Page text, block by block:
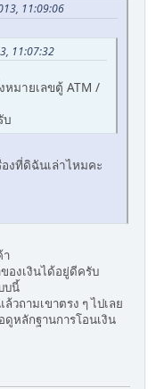
11:09:06
11:07:32
มายเลขตู้ ATM /
บ
งที่ดิฉันเล่าไหมคะ
า
องเงินได้อยู่ดีครับ
บนี้
ถามเขาตรง ๆ ไปเลย
หลักฐานการโอนเงิน